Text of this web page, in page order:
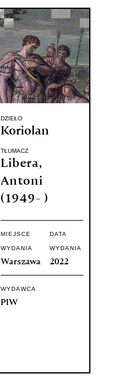
DZIEŁO
Koriolan
TŁUMACZ
Libera,
Antoni
(1949- )
MIEJSCE
WYDANIA
Warszawa
DATA
WYDANIA
2022
WYDAWCA
PIW